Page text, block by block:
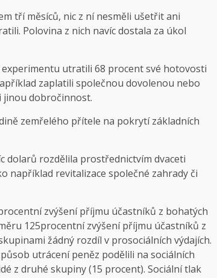
tří měsíců, nic z ní nesměli ušetřit ani
Polovina z nich navíc dostala za úkol
experimentu utratili 68 procent své hotovosti
zaplatili společnou dovolenou nebo
jinou dobročinnost.
zemřelého přítele na pokrytí základních
dolarů rozdělila prostřednictvím dvaceti
například revitalizace společné zahrady či
zvýšení příjmu účastníků z bohatých
125procentní zvýšení příjmu účastníků z
žádný rozdíl v prosociálních výdajích.
utrácení peněz podělili na sociálních
z druhé skupiny (15 procent). Sociální tlak